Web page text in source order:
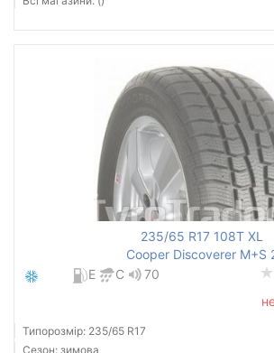
235/65 R17 108T XL
Cooper Discoverer M+S
E
C
70
Типорозмір: 235/65 R17
Сезон: зимова